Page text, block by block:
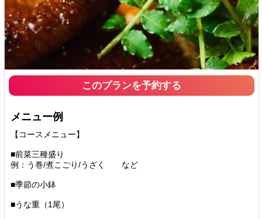
このプランを予約する
メニュー例
【コースメニュー】
■前菜三種盛り
例：う巻/煮こごり/うざく など
■季節の小鉢
■うな重（1尾）